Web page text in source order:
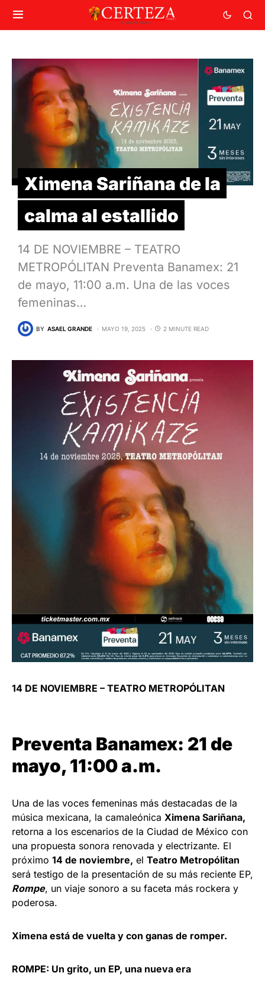
Ximena Sariñana de la
calma al estallido
14 DE NOVIEMBRE – TEATRO
METROPÓLITAN Preventa Banamex: 21
de mayo, 11:00 a.m. Una de las voces
femeninas…
BY ASAEL GRANDE MAYO 19, 2025 2 MINUTE READ
14 DE NOVIEMBRE – TEATRO METROPÓLITAN
Preventa Banamex: 21 de
mayo, 11:00 a.m.
Una de las voces femeninas más destacadas de la
música mexicana, la camaleónica Ximena Sariñana,
retorna a los escenarios de la Ciudad de México con
una propuesta sonora renovada y electrizante. El
próximo 14 de noviembre, el Teatro Metropólitan
será testigo de la presentación de su más reciente EP,
Rompe, un viaje sonoro a su faceta más rockera y
poderosa.
Ximena está de vuelta y con ganas de romper.
ROMPE: Un grito, un EP, una nueva era